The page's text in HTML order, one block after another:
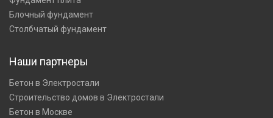
Блочный фундамент
Столбчатый фундамент
Наши партнеры
Бетон в Электростали
Строительство домов в Электростали
Бетон в Москве